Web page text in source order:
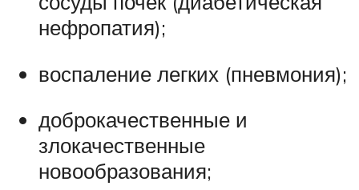
нефропатия);
воспаление легких (пневмония);
доброкачественные и
злокачественные
новообразования;